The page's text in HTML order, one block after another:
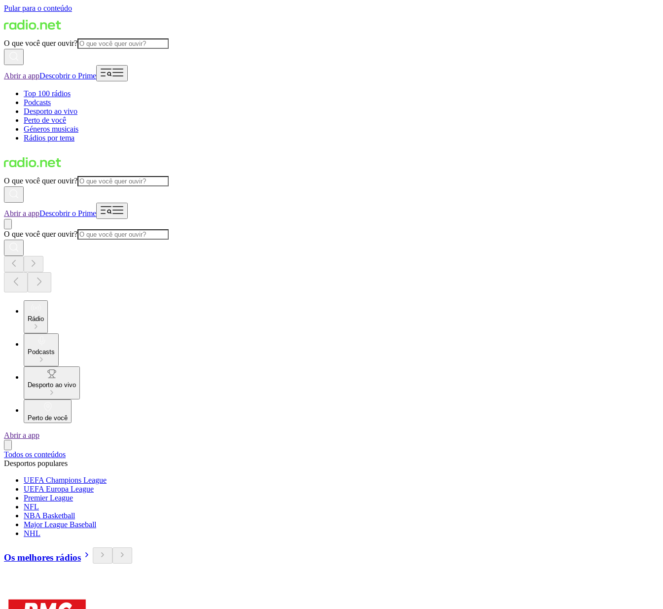
Pular para o conteúdo
O que você quer ouvir?
Abrir a appDescobrir o Prime
Top 100 rádios
Podcasts
Desporto ao vivo
Perto de você
Géneros musicais
Rádios por tema
O que você quer ouvir?
Abrir a appDescobrir o Prime
O que você quer ouvir?
Rádio
Podcasts
Desporto ao vivo
Perto de você
Abrir a app
Todos os conteúdos
Desportos populares
UEFA Champions League
UEFA Europa League
Premier League
NFL
NBA Basketball
Major League Baseball
NHL
Os melhores rádios